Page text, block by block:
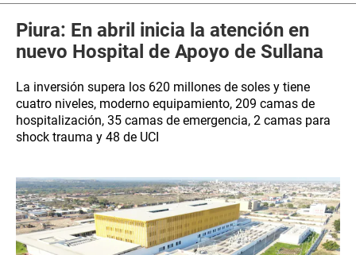
Piura: En abril inicia la atención en
nuevo Hospital de Apoyo de Sullana
La inversión supera los 620 millones de soles y tiene
cuatro niveles, moderno equipamiento, 209 camas de
hospitalización, 35 camas de emergencia, 2 camas para
shock trauma y 48 de UCI